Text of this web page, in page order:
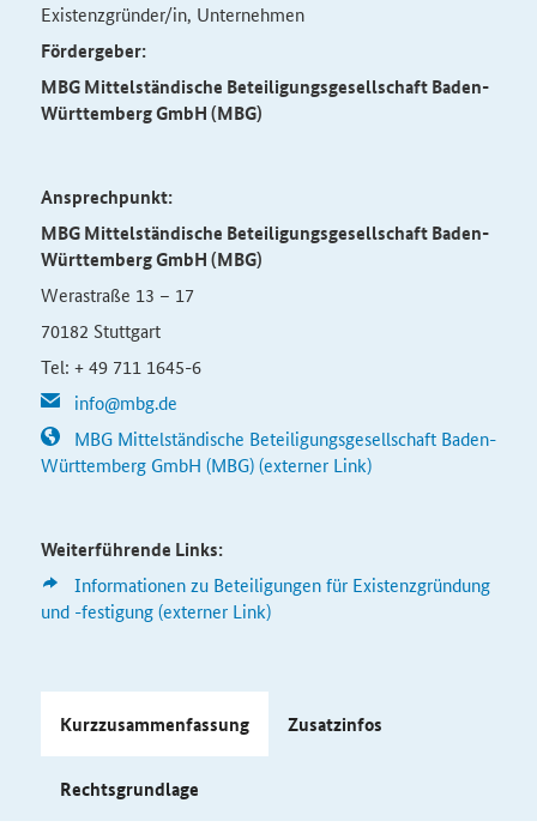
Existenzgründer/in, Unternehmen
Fördergeber:
MBG Mittelständische Beteiligungsgesellschaft Baden-
Württemberg GmbH (MBG)
Ansprechpunkt:
MBG Mittelständische Beteiligungsgesellschaft Baden-
Württemberg GmbH (MBG)
Werastraße 13 – 17
70182 Stuttgart
Tel: + 49 711 1645-6
info@mbg.de
MBG Mittelständische Beteiligungsgesellschaft Baden-
Württemberg GmbH (MBG) (externer Link)
Weiterführende Links:
Informationen zu Beteiligungen für Existenzgründung
und -festigung (externer Link)
Kurzzusammenfassung Zusatzinfos
Rechtsgrundlage